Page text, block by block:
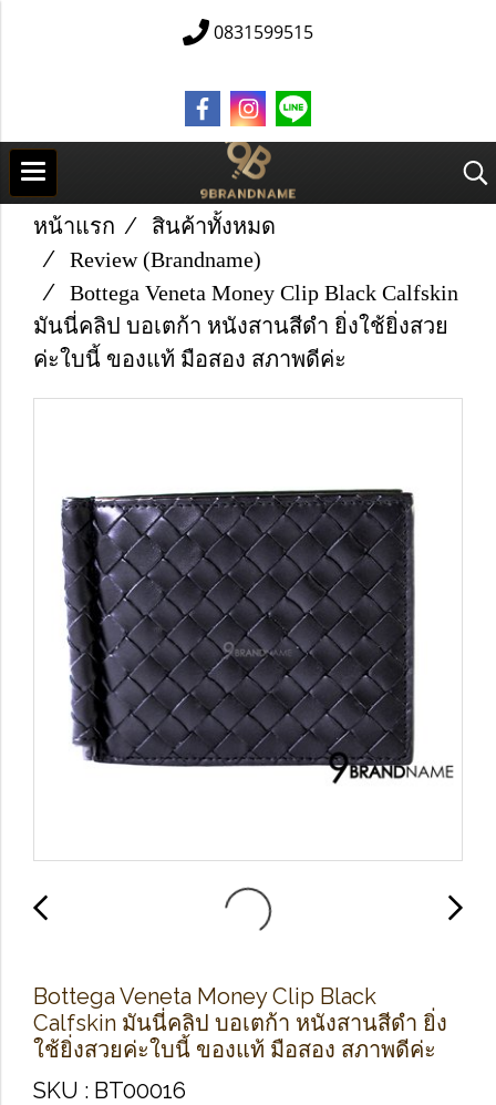
0831599515
หน้าแรก
สินค้าทั้งหมด
Review (Brandname)
Bottega Veneta Money Clip Black Calfskin
มันนี่คลิป บอเตก้า หนังสานสีดำ ยิ่งใช้ยิ่งสวย
ค่ะใบนี้ ของแท้ มือสอง สภาพดีค่ะ
Bottega Veneta Money Clip Black
Calfskin มันนี่คลิป บอเตก้า หนังสานสีดำ ยิ่ง
ใช้ยิ่งสวยค่ะใบนี้ ของแท้ มือสอง สภาพดีค่ะ
SKU : BT00016